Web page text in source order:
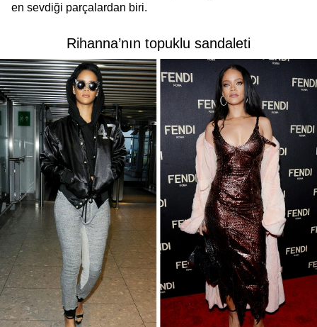
en sevdiği parçalardan biri.
Rihanna’nın topuklu sandaleti